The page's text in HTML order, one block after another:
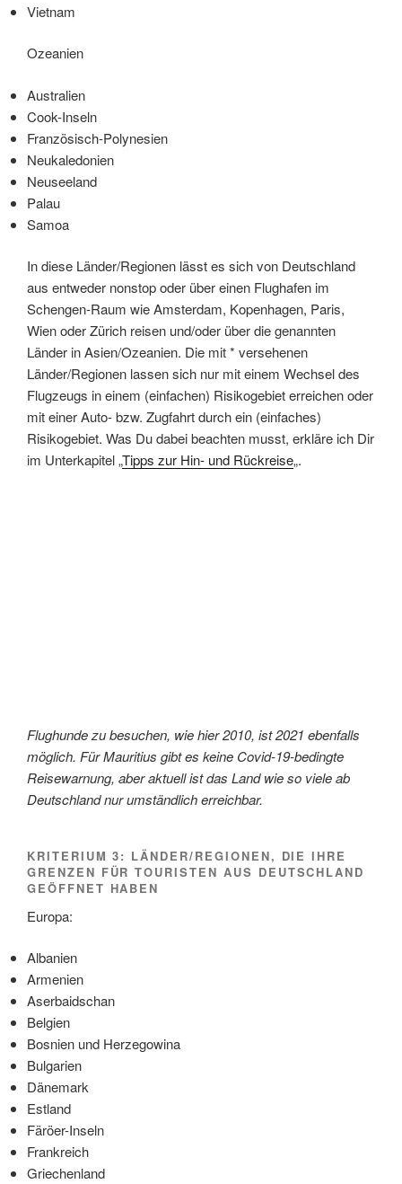
Vietnam
Ozeanien
Australien
Cook-Inseln
Französisch-Polynesien
Neukaledonien
Neuseeland
Palau
Samoa
In diese Länder/Regionen lässt es sich von Deutschland
aus entweder nonstop oder über einen Flughafen im
Schengen-Raum wie Amsterdam, Kopenhagen, Paris,
Wien oder Zürich reisen und/oder über die genannten
Länder in Asien/Ozeanien. Die mit * versehenen
Länder/Regionen lassen sich nur mit einem Wechsel des
Flugzeugs in einem (einfachen) Risikogebiet erreichen oder
mit einer Auto- bzw. Zugfahrt durch ein (einfaches)
Risikogebiet. Was Du dabei beachten musst, erkläre ich Dir
im Unterkapitel „Tipps zur Hin- und Rückreise„.
Flughunde zu besuchen, wie hier 2010, ist 2021 ebenfalls
möglich. Für Mauritius gibt es keine Covid-19-bedingte
Reisewarnung, aber aktuell ist das Land wie so viele ab
Deutschland nur umständlich erreichbar.
KRITERIUM 3: LÄNDER/REGIONEN, DIE IHRE
GRENZEN FÜR TOURISTEN AUS DEUTSCHLAND
GEÖFFNET HABEN
Europa:
Albanien
Armenien
Aserbaidschan
Belgien
Bosnien und Herzegowina
Bulgarien
Dänemark
Estland
Färöer-Inseln
Frankreich
Griechenland